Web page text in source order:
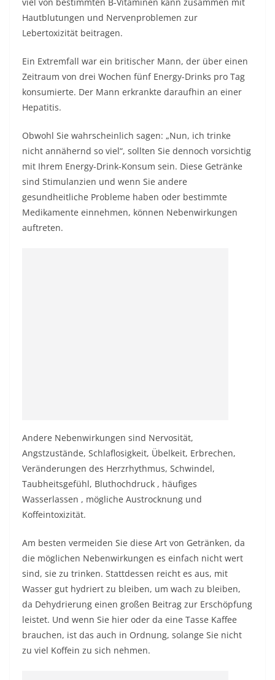
Hautblutungen und Nervenproblemen zur
Lebertoxizität beitragen.
Ein Extremfall war ein britischer Mann, der über einen
Zeitraum von drei Wochen fünf Energy-Drinks pro Tag
konsumierte. Der Mann erkrankte daraufhin an einer
Hepatitis.
Obwohl Sie wahrscheinlich sagen: „Nun, ich trinke
nicht annähernd so viel“, sollten Sie dennoch vorsichtig
mit Ihrem Energy-Drink-Konsum sein. Diese Getränke
sind Stimulanzien und wenn Sie andere
gesundheitliche Probleme haben oder bestimmte
Medikamente einnehmen, können Nebenwirkungen
auftreten.
Andere Nebenwirkungen sind Nervosität,
Angstzustände, Schlaflosigkeit, Übelkeit, Erbrechen,
Veränderungen des Herzrhythmus, Schwindel,
Taubheitsgefühl, Bluthochdruck , häufiges
Wasserlassen , mögliche Austrocknung und
Koffeintoxizität.
Am besten vermeiden Sie diese Art von Getränken, da
die möglichen Nebenwirkungen es einfach nicht wert
sind, sie zu trinken. Stattdessen reicht es aus, mit
Wasser gut hydriert zu bleiben, um wach zu bleiben,
da Dehydrierung einen großen Beitrag zur Erschöpfung
leistet. Und wenn Sie hier oder da eine Tasse Kaffee
brauchen, ist das auch in Ordnung, solange Sie nicht
zu viel Koffein zu sich nehmen.